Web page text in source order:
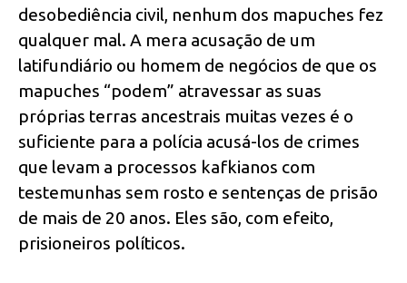
desobediência civil, nenhum dos mapuches fez
qualquer mal. A mera acusação de um
latifundiário ou homem de negócios de que os
mapuches “podem” atravessar as suas
próprias terras ancestrais muitas vezes é o
suficiente para a polícia acusá-los de crimes
que levam a processos kafkianos com
testemunhas sem rosto e sentenças de prisão
de mais de 20 anos. Eles são, com efeito,
prisioneiros políticos.